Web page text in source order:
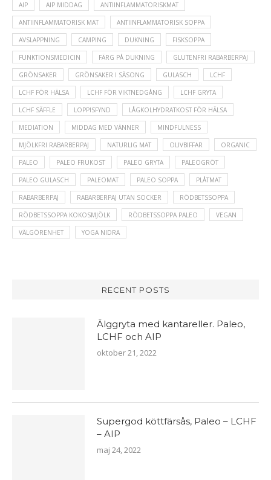
AIP AIP MIDDAG ANTIINFLAMMATORISKMAT
ANTIINFLAMMATORISK MAT ANTIINFLAMMATORISK SOPPA
AVSLAPPNING CAMPING DUKNING FISKSOPPA
FUNKTIONSMEDICIN FÄRG PÅ DUKNING GLUTENFRI RABARBERPAJ
GRÖNSAKER GRÖNSAKER I SÄSONG GULASCH LCHF
LCHF FÖR HÄLSA LCHF FÖR VIKTNEDGÅNG LCHF GRYTA
LCHF SÄFFLE LOPPISFYND LÅGKOLHYDRATKOST FÖR HÄLSA
MEDIATION MIDDAG MED VÄNNER MINDFULNESS
MJÖLKFRI RABARBERPAJ NATURLIG MAT OLIVBIFFAR ORGANIC
PALEO PALEO FRUKOST PALEO GRYTA PALEOGRÖT
PALEO GULASCH PALEOMAT PALEO SOPPA PLÅTMAT
RABARBERPAJ RABARBERPAJ UTAN SOCKER RÖDBETSSOPPA
RÖDBETSSOPPA KOKOSMJÖLK RÖDBETSSOPPA PALEO VEGAN
VÄLGÖRENHET YOGA NIDRA
RECENT POSTS
Älggryta med kantareller. Paleo,
LCHF och AIP
oktober 21, 2022
Supergod köttfärsås, Paleo – LCHF
– AIP
maj 24, 2022